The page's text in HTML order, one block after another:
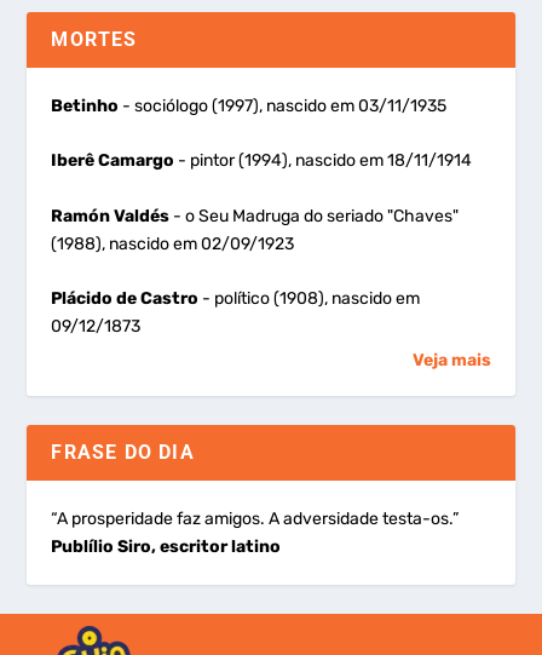
MORTES
Betinho - sociólogo (1997), nascido em 03/11/1935
Iberê Camargo - pintor (1994), nascido em 18/11/1914
Ramón Valdés - o Seu Madruga do seriado "Chaves"
(1988), nascido em 02/09/1923
Plácido de Castro - político (1908), nascido em
09/12/1873
Veja mais
FRASE DO DIA
“A prosperidade faz amigos. A adversidade testa-os.”
Publílio Siro, escritor latino